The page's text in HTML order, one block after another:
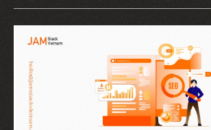
đồng thời đảm bảo tính thẩm mỹ cho
Đặc biệt, trong năm 2026, các
hình ảnh liên tục đổi mới để đáp ứng
càng cao của doanh nghiệp và người
JAMstack Vietnam khám phá những
ưu hình ảnh mới nhất trong bài viết